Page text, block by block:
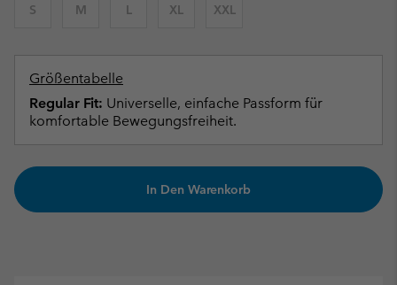
S M L XL XXL
Größentabelle
Regular Fit: Universelle, einfache Passform für
komfortable Bewegungsfreiheit.
In Den Warenkorb